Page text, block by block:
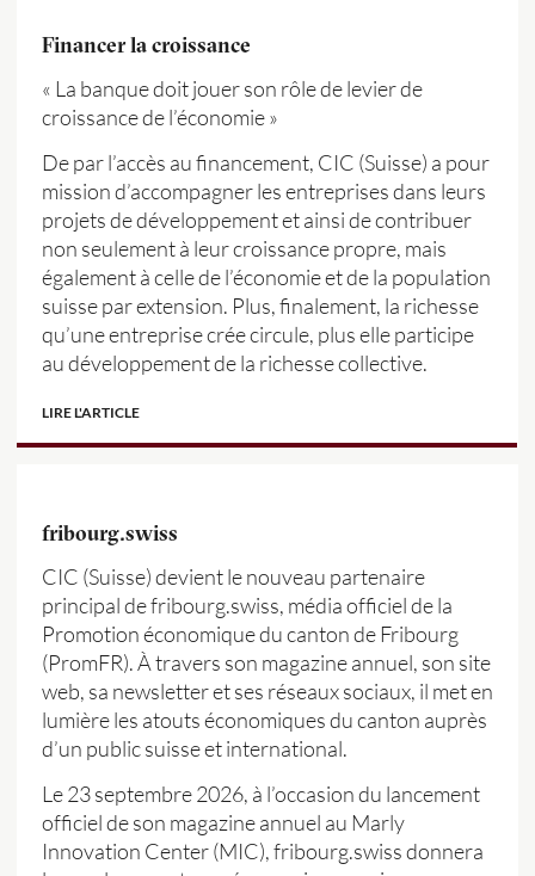
Financer la croissance
« La banque doit jouer son rôle de levier de
croissance de l’économie »
De par l’accès au financement, CIC (Suisse) a pour
mission d’accompagner les entreprises dans leurs
projets de développement et ainsi de contribuer
non seulement à leur croissance propre, mais
également à celle de l’économie et de la population
suisse par extension. Plus, finalement, la richesse
qu’une entreprise crée circule, plus elle participe
au développement de la richesse collective.
LIRE L'ARTICLE
fribourg.swiss
CIC (Suisse) devient le nouveau partenaire
principal de fribourg.swiss, média officiel de la
Promotion économique du canton de Fribourg
(PromFR). À travers son magazine annuel, son site
web, sa newsletter et ses réseaux sociaux, il met en
lumière les atouts économiques du canton auprès
d’un public suisse et international.
Le 23 septembre 2026, à l’occasion du lancement
officiel de son magazine annuel au Marly
Innovation Center (MIC), fribourg.swiss donnera